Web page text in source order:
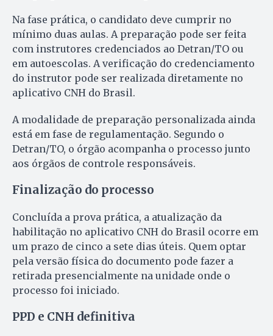
Na fase prática, o candidato deve cumprir no
mínimo duas aulas. A preparação pode ser feita
com instrutores credenciados ao Detran/TO ou
em autoescolas. A verificação do credenciamento
do instrutor pode ser realizada diretamente no
aplicativo CNH do Brasil.
A modalidade de preparação personalizada ainda
está em fase de regulamentação. Segundo o
Detran/TO, o órgão acompanha o processo junto
aos órgãos de controle responsáveis.
Finalização do processo
Concluída a prova prática, a atualização da
habilitação no aplicativo CNH do Brasil ocorre em
um prazo de cinco a sete dias úteis. Quem optar
pela versão física do documento pode fazer a
retirada presencialmente na unidade onde o
processo foi iniciado.
PPD e CNH definitiva